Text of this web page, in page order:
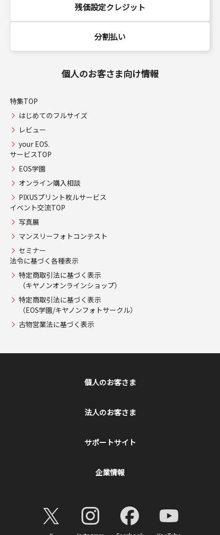
残価設定クレジット
分割払い
個人のお客さま向け情報
特集TOP
はじめてのフルサイズ
レビュー
your EOS.
サービスTOP
EOS学園
オンライン購入相談
PIXUSプリント枚ルサービス
イベント交流TOP
写真展
マンスリーフォトコンテスト
セミナー
法令に基づく各種表示
特定商取引法に基づく表示
（キヤノンオンラインショップ）
特定商取引法に基づく表示
（EOS学園/キヤノンフォトサークル）
古物営業法に基づく表示
個人のお客さま
法人のお客さま
サポートサイト
企業情報